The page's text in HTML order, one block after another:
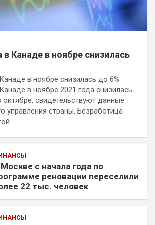
в Канаде в ноябре снизилась
в ноябре снизилась до 6%
в ноябре 2021 года снизилась
октябре, свидетельствуют данные
управления страны. Безработица
с начала года по
реновации переселили
22 тыс. человек